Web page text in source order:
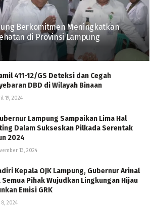
Berkomitmen Meningkatkan
di Provinsi Lampung
411-12/GS Deteksi dan Cegah
DBD di Wilayah Binaan
19, 2024
Lampung Sampaikan Lima Hal
Dalam Sukseskan Pilkada Serentak
2024
13, 2024
Kepala OJK Lampung, Gubernur Arinal
Semua Pihak Wujudkan Lingkungan Hijau
Emisi GRK
8, 2024